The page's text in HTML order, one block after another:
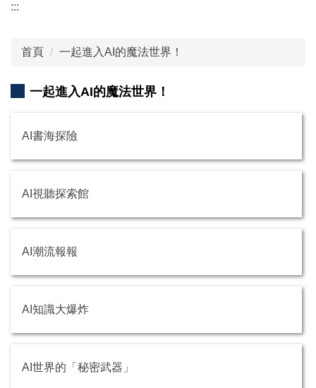
:::
首頁 一起進入AI的魔法世界！
一起進入AI的魔法世界！
AI書海探險
AI視聽探索館
AI潮流報報
AI知識大爆炸
AI世界的「秘密武器」